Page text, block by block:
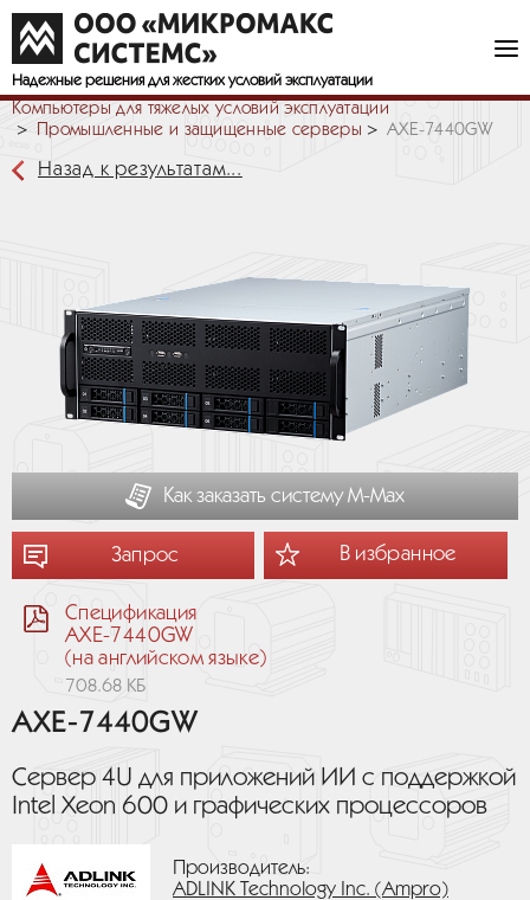
Надежные решения для жестких условий эксплуатации
Компьютеры для тяжелых условий эксплуатации
Промышленные и защищенные серверы
AXE-7440GW
Назад к результатам...
Как заказать систему М-Мах
Запрос В избранное
Спецификация
AXE-7440GW
(на английском языке)
708.68 КБ
AXE-7440GW
Сервер 4U для приложений ИИ с поддержкой
Intel Xeon 600 и графических процессоров
Производитель:
ADLINK Technology Inc. (Ampro)